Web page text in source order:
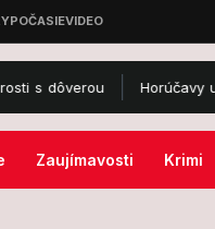
Horúčavy udrú v plnej sile:
Zaujímavosti Krimi